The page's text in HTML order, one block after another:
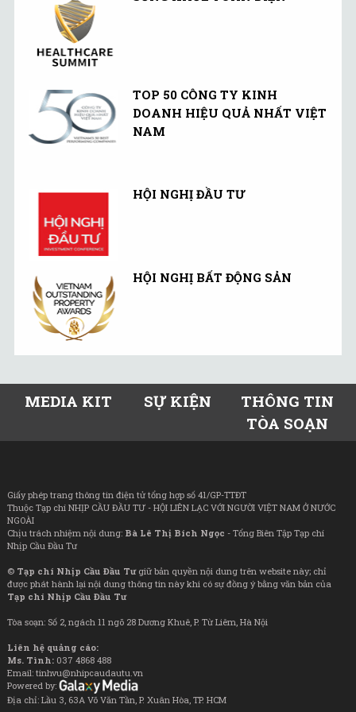
TOP 50 CÔNG TY KINH
DOANH HIỆU QUẢ NHẤT VIỆT
NAM
HỘI NGHỊ ĐẦU TƯ
HỘI NGHỊ BẤT ĐỘNG SẢN
MEDIA KIT SỰ KIỆN
THÔNG TIN
TÒA SOẠN
Giấy phép trang thông tin điện tử tổng hợp số 41/GP-TTĐT
Thuộc Tạp chí NHỊP CẦU ĐẦU TƯ - HỘI LIÊN LẠC VỚI NGƯỜI VIỆT NAM Ở NƯỚC
NGOÀI
Chịu trách nhiệm nội dung: Bà Lê Thị Bích Ngọc - Tổng Biên Tập Tạp chí
Nhịp Cầu Đầu Tư
© Tạp chí Nhịp Cầu Đầu Tưgiữ bản quyền nội dung trên website này; chỉ
được phát hành lại nội dung thông tin này khi có sự đồng ý bằng văn bản của
Tạp chí Nhịp Cầu Đầu Tư
Tòa soạn: Số 2, ngách 11 ngõ 28 Dương Khuê, P. Từ Liêm, Hà Nội
Liên hệ quảng cáo:
Ms. Tình: 037 4868 488
Email: tinhvu@nhipcaudautu.vn
Powered by:
Địa chỉ: Lầu 3, 63A Võ Văn Tần, P. Xuân Hòa, TP. HCM